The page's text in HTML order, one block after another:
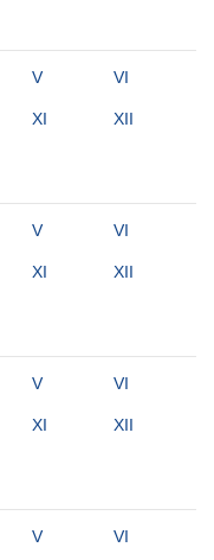
V VI
XI XII
V VI
XI XII
V VI
XI XII
V VI